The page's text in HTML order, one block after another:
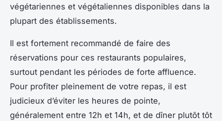
végétariennes et végétaliennes disponibles dans la
plupart des établissements.
Il est fortement recommandé de faire des
réservations pour ces restaurants populaires,
surtout pendant les périodes de forte affluence.
Pour profiter pleinement de votre repas, il est
judicieux d’éviter les heures de pointe,
généralement entre 12h et 14h, et de dîner plutôt tôt